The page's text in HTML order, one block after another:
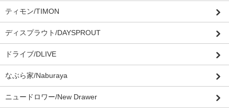
ティモン/TIMON
ディスプラウト/DAYSPROUT
ドライブ/DLIVE
なぶら家/Naburaya
ニュードロワー/New Drawer